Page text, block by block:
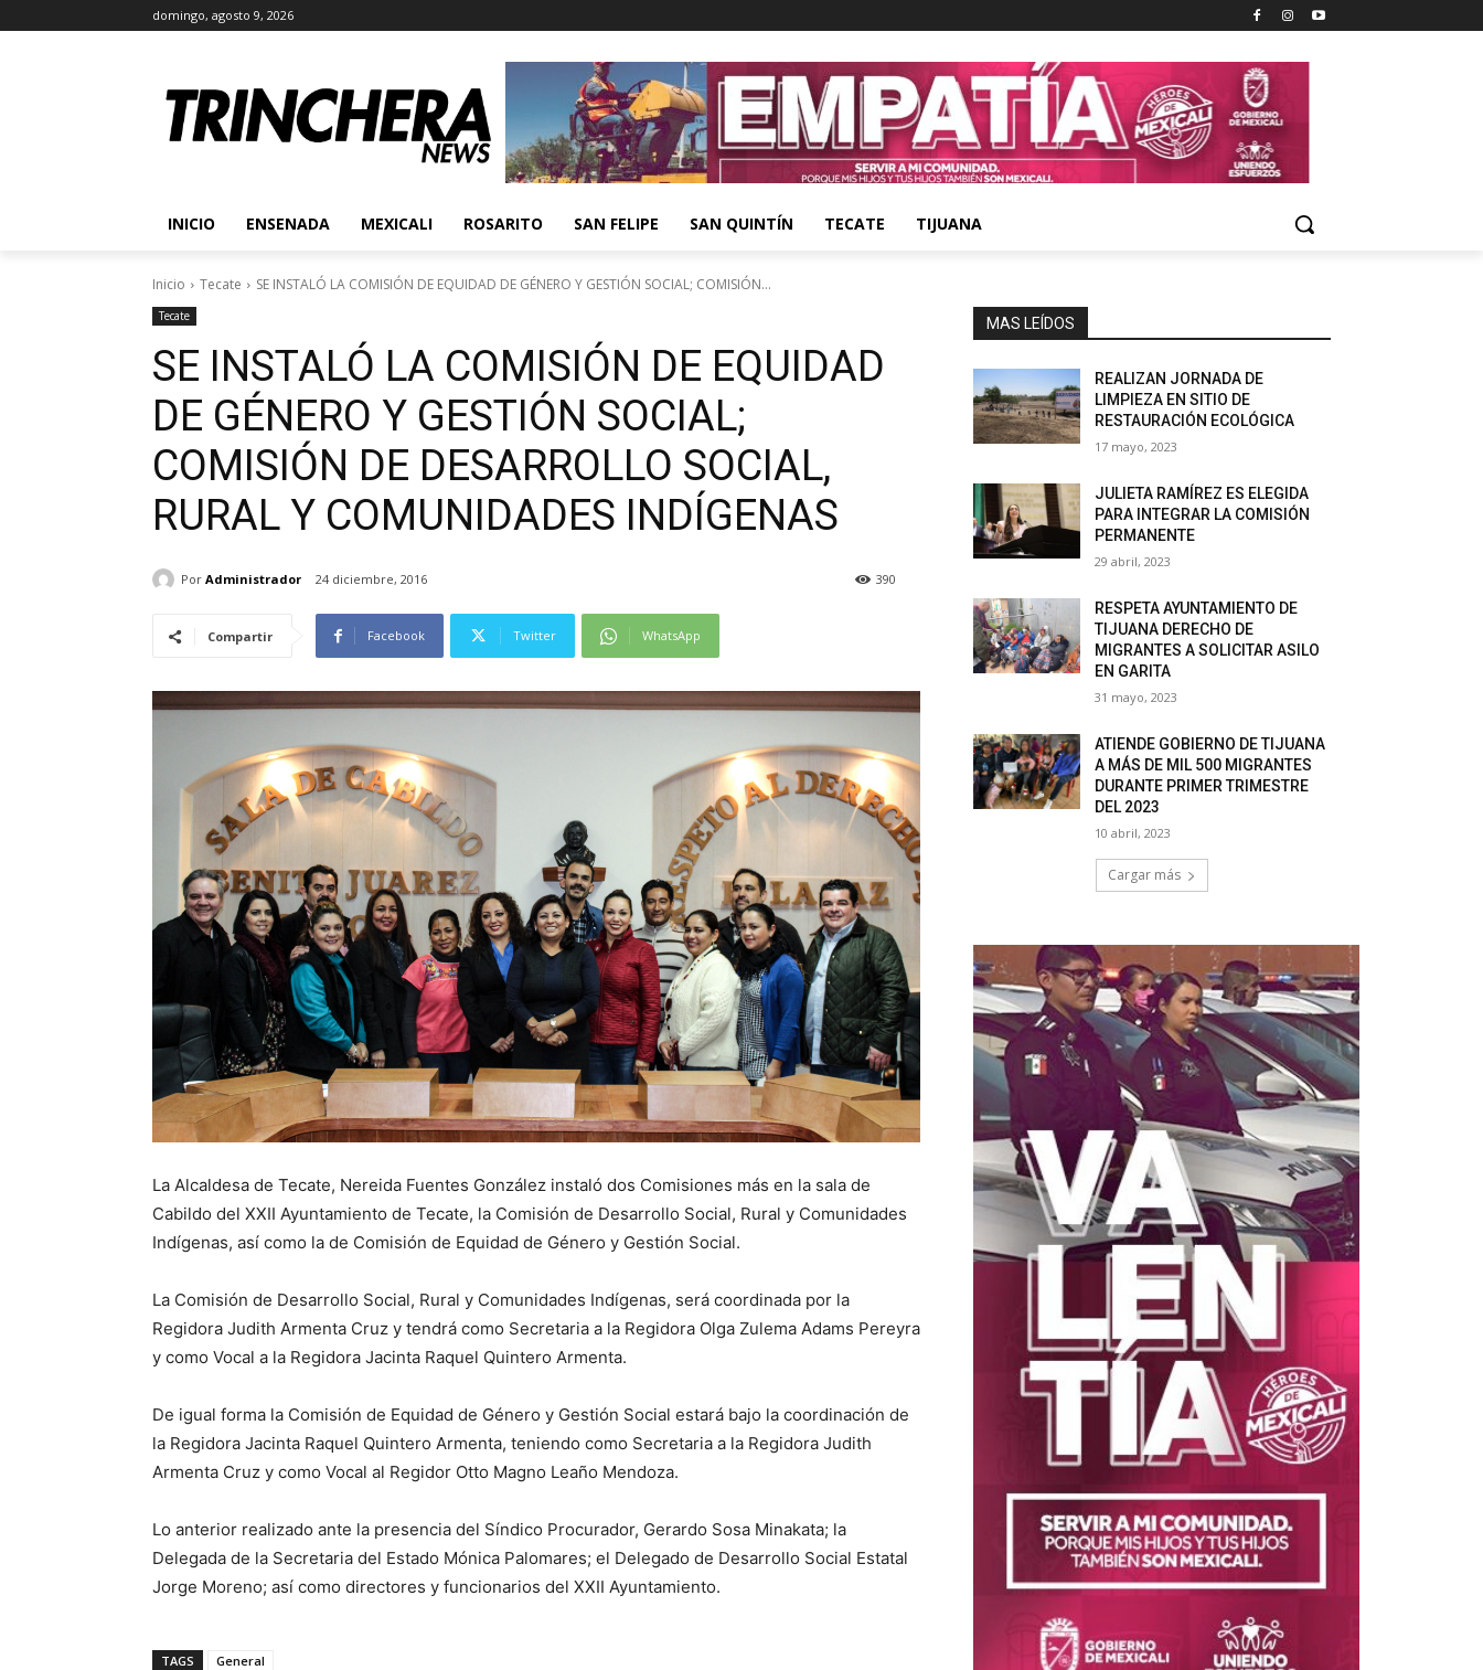
domingo, agosto 9, 2026
INICIO ENSENADA MEXICALI ROSARITO SAN FELIPE SAN QUINTÍN TECATE TIJUANA
Inicio Tecate SE INSTALÓ LA COMISIÓN DE EQUIDAD DE GÉNERO Y GESTIÓN SOCIAL; COMISIÓN...
Tecate
SE INSTALÓ LA COMISIÓN DE EQUIDAD
DE GÉNERO Y GESTIÓN SOCIAL;
COMISIÓN DE DESARROLLO SOCIAL,
RURAL Y COMUNIDADES INDÍGENAS
Por Administrador 24 diciembre, 2016 390
Compartir Facebook Twitter WhatsApp
La Alcaldesa de Tecate, Nereida Fuentes González instaló dos Comisiones más en la sala de
Cabildo del XXII Ayuntamiento de Tecate, la Comisión de Desarrollo Social, Rural y Comunidades
Indígenas, así como la de Comisión de Equidad de Género y Gestión Social.
La Comisión de Desarrollo Social, Rural y Comunidades Indígenas, será coordinada por la
Regidora Judith Armenta Cruz y tendrá como Secretaria a la Regidora Olga Zulema Adams Pereyra
y como Vocal a la Regidora Jacinta Raquel Quintero Armenta.
De igual forma la Comisión de Equidad de Género y Gestión Social estará bajo la coordinación de
la Regidora Jacinta Raquel Quintero Armenta, teniendo como Secretaria a la Regidora Judith
Armenta Cruz y como Vocal al Regidor Otto Magno Leaño Mendoza.
Lo anterior realizado ante la presencia del Síndico Procurador, Gerardo Sosa Minakata; la
Delegada de la Secretaria del Estado Mónica Palomares; el Delegado de Desarrollo Social Estatal
Jorge Moreno; así como directores y funcionarios del XXII Ayuntamiento.
TAGS General
MAS LEÍDOS
REALIZAN JORNADA DE
LIMPIEZA EN SITIO DE
RESTAURACIÓN ECOLÓGICA
17 mayo, 2023
JULIETA RAMÍREZ ES ELEGIDA
PARA INTEGRAR LA COMISIÓN
PERMANENTE
29 abril, 2023
RESPETA AYUNTAMIENTO DE
TIJUANA DERECHO DE
MIGRANTES A SOLICITAR ASILO
EN GARITA
31 mayo, 2023
ATIENDE GOBIERNO DE TIJUANA
A MÁS DE MIL 500 MIGRANTES
DURANTE PRIMER TRIMESTRE
DEL 2023
10 abril, 2023
Cargar más